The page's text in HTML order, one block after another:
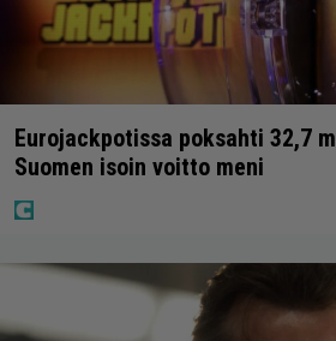
Eurojackpotissa poksahti 32,7
Suomen isoin voitto meni